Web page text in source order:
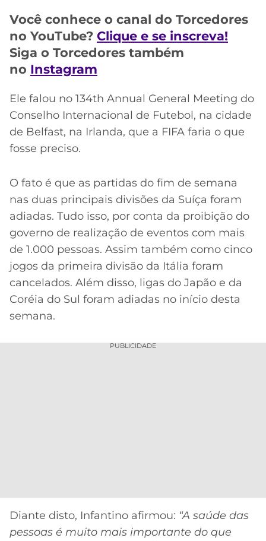
CASSINOS
ONLINE
2026
GRÊMIO
ATLÉTICO
CRUZEIRO
LALIGA
Você conhece o canal do Torcedores
no YouTube? Clique e se inscreva!
Siga o Torcedores também
no Instagram
Ele falou no 134th Annual General Meeting do
Conselho Internacional de Futebol, na cidade
de Belfast, na Irlanda, que a FIFA faria o que
fosse preciso.
O fato é que as partidas do fim de semana
nas duas principais divisões da Suíça foram
adiadas. Tudo isso, por conta da proibição do
governo de realização de eventos com mais
de 1.000 pessoas. Assim também como cinco
jogos da primeira divisão da Itália foram
cancelados. Além disso, ligas do Japão e da
Coréia do Sul foram adiadas no início desta
semana.
PUBLICIDADE
Diante disto, Infantino afirmou: “A saúde das
pessoas é muito mais importante do que